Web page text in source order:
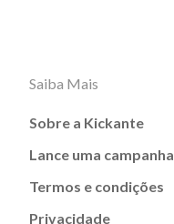
Saiba Mais
Sobre a Kickante
Lance uma campanha
Termos e condições
Privacidade